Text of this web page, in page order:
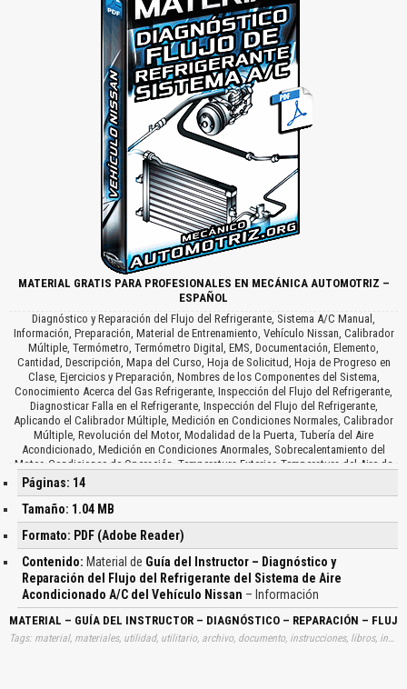
MATERIAL GRATIS PARA PROFESIONALES EN MECÁNICA AUTOMOTRIZ –
ESPAÑOL
Diagnóstico y Reparación del Flujo del Refrigerante, Sistema A/C Manual,
Información, Preparación, Material de Entrenamiento, Vehículo Nissan, Calibrador
Múltiple, Termómetro, Termómetro Digital, EMS, Documentación, Elemento,
Cantidad, Descripción, Mapa del Curso, Hoja de Solicitud, Hoja de Progreso en
Clase, Ejercicios y Preparación, Nombres de los Componentes del Sistema,
Conocimiento Acerca del Gas Refrigerante, Inspección del Flujo del Refrigerante,
Diagnosticar Falla en el Refrigerante, Inspección del Flujo del Refrigerante,
Aplicando el Calibrador Múltiple, Medición en Condiciones Normales, Calibrador
Múltiple, Revolución del Motor, Modalidad de la Puerta, Tubería del Aire
Acondicionado, Medición en Condiciones Anormales, Sobrecalentamiento del
Motor, Condiciones de Operación, Temperatura Exterior, Temperatura del Aire de
Salida, Velocidad del Motor, Velocidad del Ventilador, Diagnóstico de Fallas, Tabla
de Desempeño, Condiciones de la Prueba, Puertas, Ventanillas de las Puertas,
Cofre, Dial de Control, Interruptor de la Toma, La Temperatura y la Presión,
Temperatura y Presión del Vehículo, Evaluación de Habilidades, Función,
Componente, Compresor, Condensador, Tanque de Líquido, Receptor Secador,
Válvula de Expansión, Evaporador, Tipo de Refrigerantes, Equipo de Seguridad,
Baja Presión, Bomba de Vacío o Válvula, Refrigerante en la Atmósfera, Válvula de
Servicio Cerrada, Cantidad Excesiva de Refrigerante, Válvula de Expansión,
Tubería de Baja Presión…
Páginas: 14
Tamaño: 1.04 MB
Formato: PDF (Adobe Reader)
Contenido: Material de Guía del Instructor – Diagnóstico y
Reparación del Flujo del Refrigerante del Sistema de Aire
Acondicionado A/C del Vehículo Nissan – Información
MATERIAL – GUÍA DEL INSTRUCTOR – DIAGNÓSTICO – REPARACIÓN –